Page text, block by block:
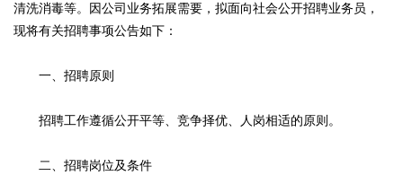
清洗消毒等。因公司业务拓展需要，拟面向社会公开招聘业务员，
现将有关招聘事项公告如下：
一、招聘原则
招聘工作遵循公开平等、竞争择优、人岗相适的原则。
二、招聘岗位及条件